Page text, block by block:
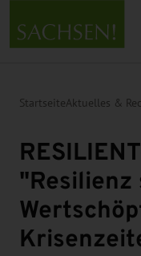
StartseiteAktuelles &